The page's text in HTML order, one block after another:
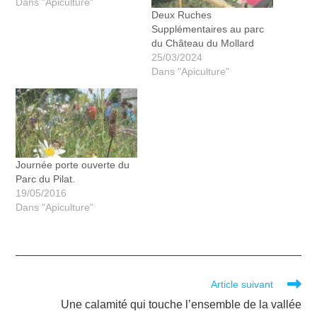
Deux Ruches
Supplémentaires au parc
du Château du Mollard
25/03/2024
Dans "Apiculture"
Journée porte ouverte du
Parc du Pilat.
19/05/2016
Dans "Apiculture"
Article suivant
Une calamité qui touche l’ensemble de la vallée